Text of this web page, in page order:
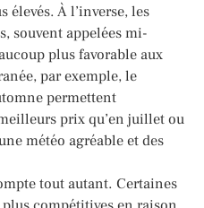
À l’inverse, les
souvent appelées mi-
plus favorable aux
par exemple, le
permettent
prix qu’en juillet ou
météo agréable et des
tout autant. Certaines